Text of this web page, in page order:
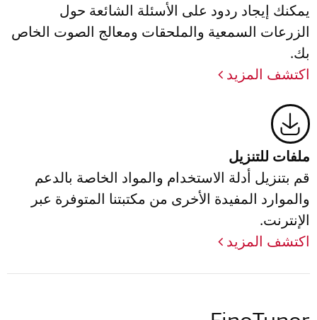
يمكنك إيجاد ردود على الأسئلة الشائعة حول
الزرعات السمعية والملحقات ومعالج الصوت الخاص
بك.
اكتشف المزيد
ملفات للتنزيل
قم بتنزيل أدلة الاستخدام والمواد الخاصة بالدعم
والموارد المفيدة الأخرى من مكتبتنا المتوفرة عبر
الإنترنت.
اكتشف المزيد